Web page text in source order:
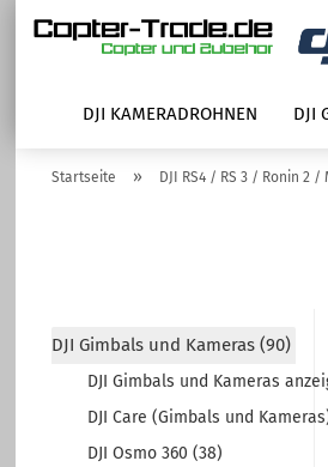
DJI KAMERADROHNEN DJI
Startseite » DJI RS4 / RS 3 / Ronin 2 /
DJI Gimbals und Kameras (90)
DJI Gimbals und Kameras
DJI Care (Gimbals und
DJI Osmo 360 (38)